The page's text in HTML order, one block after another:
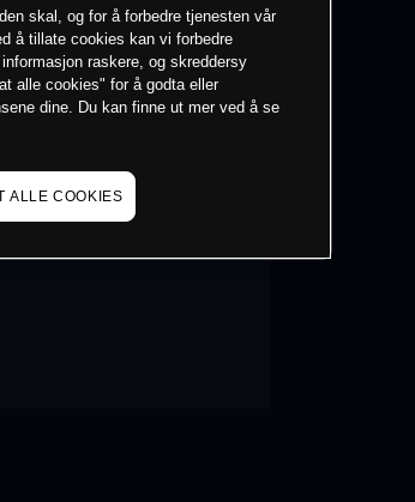
skal, og for å forbedre tjenesten vår
å tillate cookies kan vi forbedre
raskere, og skreddersy
alle cookies" for å godta eller
dine. Du kan finne ut mer ved å se
ALLE COOKIES